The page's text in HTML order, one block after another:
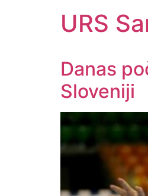
URS
Danas
Sloveniji